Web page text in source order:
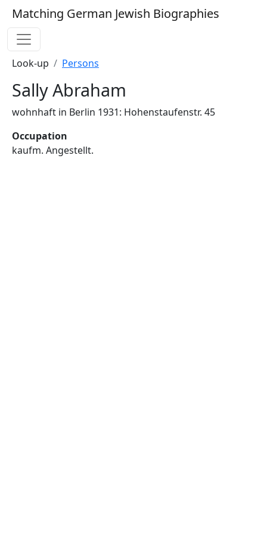
Matching German Jewish Biographies
Look-up Persons
Sally Abraham
wohnhaft in Berlin 1931: Hohenstaufenstr. 45
Occupation
kaufm. Angestellt.